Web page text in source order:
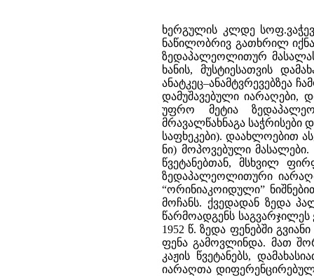
ხერგულის კლდე
ნაწილობრივ გათხრილ იქნა
ზედაპალეოლითურ
ხანის, მუსტიესათვის
ანატკეც–ანამტვრევებზეა
დამუშავებული იარაღები,
უფრო მეტია
მრავალწახნაგა საჭრისები
საფხეკები). დაახლოებით
ნი) მოპოვებული
წვეტანებთან, მსხვილ
ზედაპალეოლითური
“ორინიაკოიდული”
მოჩანს. ქვედადან ზედა
წარმოადგენს
1952 წ. ზედა ფენებში
ფენა გამოვლინდა. მათ
კაჟის წვეტანებს,
იარაღთა დიფერენცირებული